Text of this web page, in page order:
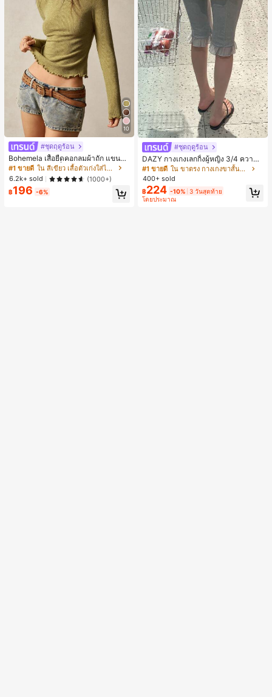
10
#ชุดฤดูร้อน
Bohemela เสื้อยืดคอกลมผ้าถัก แขนยา
ว สีเรียบ ใช้งานทั่วไป สำหรับผู้หญิง
#1 ขายดี
ใน สีเขียว เสื้อตัวเก่งใส่ได้ทุกวัน
6.2k+ sold
(1000+)
฿196 -6%
#ชุดฤดูร้อน
DAZY กางเกงเลกกิ้งผู้หญิง 3/4 ความย
าวขา ทรงเข้ารูป แต่งลูกไม้แบบปะติด
ลำลอง สำหรับวันหยุดฤดูร้อน
#1 ขายดี
ใน ขาตรง กางเกงขาสั้นผู้หญิง
400+ sold
฿224 -10% 3 วันสุดท้าย
โดยประมาณ